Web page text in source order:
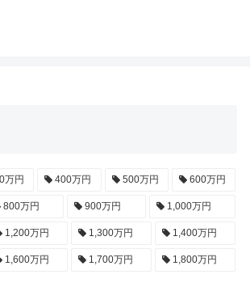
万円 400万円 500万円 600万円
800万円 900万円 1,000万円
1,200万円 1,300万円 1,400万円
1,600万円 1,700万円 1,800万円